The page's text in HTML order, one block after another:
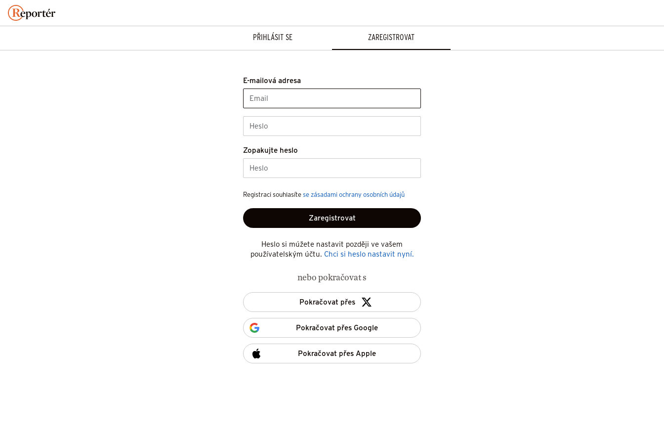
PŘIHLÁSIT SE ZAREGISTROVAT
E-mailová adresa
Zopakujte heslo
Registraci souhlasíte se zásadami ochrany osobních údajů
Heslo si múžete nastavit později ve vašem
používatelským účtu. Chci si heslo nastavit nyní.
nebo pokračovat s
Pokračovat přes
Pokračovat přes Google
Pokračovat přes Apple